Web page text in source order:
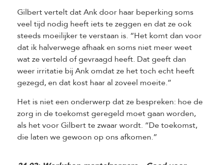
Gilbert vertelt dat Ank door haar beperking soms
veel tijd nodig heeft iets te zeggen en dat ze ook
steeds moeilijker te verstaan is. “Het komt dan voor
dat ik halverwege afhaak en soms niet meer weet
wat ze verteld of gevraagd heeft. Dat geeft dan
weer irritatie bij Ank omdat ze het toch echt heeft
gezegd, en dat kost haar al zoveel moeite.”
Het is niet een onderwerp dat ze bespreken: hoe de
zorg in de toekomst geregeld moet gaan worden,
als het voor Gilbert te zwaar wordt. “De toekomst,
die laten we gewoon op ons afkomen.”